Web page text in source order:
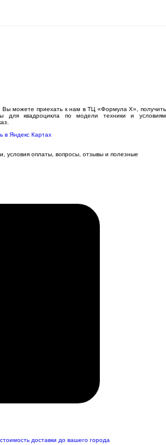
Вы можете приехать к нам в ТЦ «Формула Х», получить
для квадроцикла по модели техники и условиям
в Яндекс Картах
условия оплаты, вопросы, отзывы и полезные
доставки до вашего города